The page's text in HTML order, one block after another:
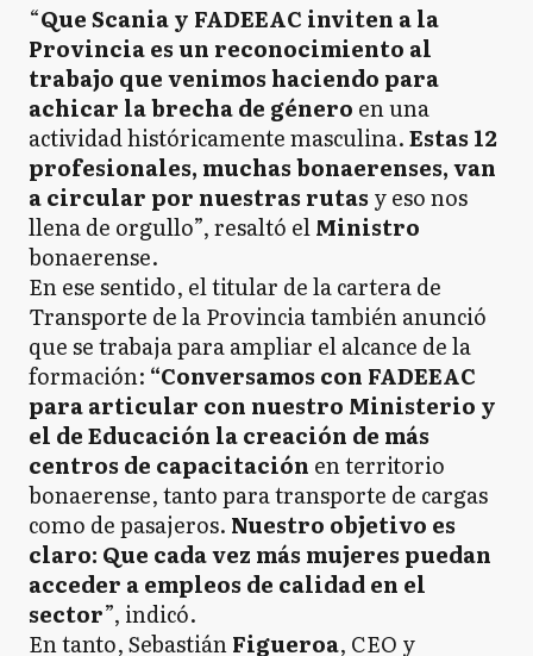
“Que Scania y FADEEAC inviten a la
Provincia es un reconocimiento al
trabajo que venimos haciendo para
achicar la brecha de género en una
actividad históricamente masculina.Estas 12
profesionales, muchas bonaerenses, van
a circular por nuestras rutas y eso nos
llena de orgullo”, resaltó elMinistro
bonaerense.
En ese sentido, el titular de la cartera de
Transporte de la Provincia también anunció
que se trabaja para ampliar el alcance de la
formación: “Conversamos con FADEEAC
para articular con nuestro Ministerio y
el de Educación la creación de más
centros de capacitación en territorio
bonaerense, tanto para transporte de cargas
como de pasajeros. Nuestro objetivo es
claro: Que cada vez más mujeres puedan
acceder a empleos de calidad en el
sector”, indicó.
En tanto, SebastiánFigueroa, CEO y